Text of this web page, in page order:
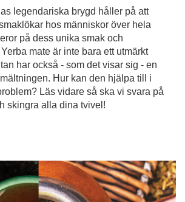
legendariska brygd håller på att
hos människor över hela
på dess unika smak och
mate är inte bara ett utmärkt
har också - som det visar sig - en
Hur kan den hjälpa till i
Läs vidare så ska vi svara på
skingra alla dina tvivel!